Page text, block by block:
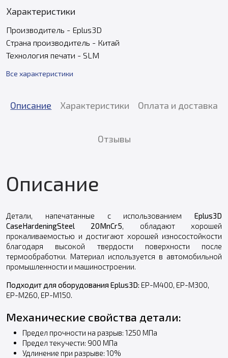
Характеристики
Производитель - Eplus3D
Страна производитель - Китай
Технология печати - SLM
Все характеристики
Описание Характеристики Оплата и доставка
Отзывы
Описание
Детали, напечатанные с использованием Eplus3D
CaseHardeningSteel 20MnCr5, обладают хорошей
прокаливаемостью и достигают хорошей износостойкости
благодаря высокой твердости поверхности после
термообработки. Материал используется в автомобильной
промышленности и машиностроении.
Подходит для оборудования Eplus3D: EP-M400, EP-M300,
EP-M260, EP-M150.
Механические свойства детали:
Предел прочности на разрыв: 1250 МПа
Предел текучести: 900 МПа
Удлинение при разрыве: 10%